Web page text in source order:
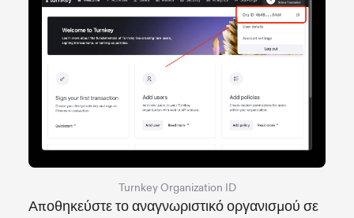
Turnkey Organization ID
Αποθηκεύστε το αναγνωριστικό οργανισμού σε